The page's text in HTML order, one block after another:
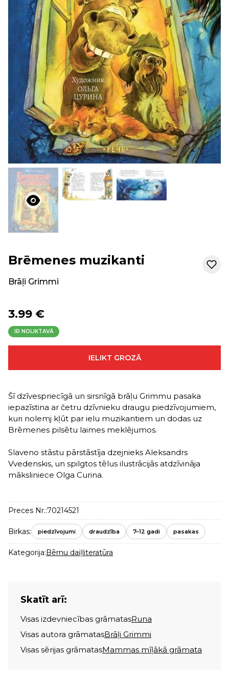
Brēmenes muzikanti
Brāļi Grimmi
3.99 €
IR NOLIKTAVĀ
IELIKT GROZĀ
Šī dzīvespriecīgā un sirsnīgā brāļu Grimmu pasaka
iepazīstina ar četru dzīvnieku draugu piedzīvojumiem,
kuri nolemj kļūt par ielu muzikantiem un dodas uz
Brēmenes pilsētu laimes meklējumos.
Slaveno stāstu pārstāstīja dzejnieks Aleksandrs
Vvedenskis, un spilgtos tēlus ilustrācijās atdzīvināja
māksliniece Olga Curina.
Preces Nr.:70214521
Birkas: piedzīvojumi draudzība 7–12 gadi pasakas
Kategorija:Bērnu daiļliteratūra
Skatīt arī:
Visas izdevniecības grāmatasRuna
Visas autora grāmatasBrāļi Grimmi
Visas sērijas grāmatasMammas mīļākā grāmata